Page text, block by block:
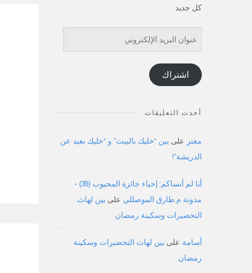
كل جديد
عنوان
البريد
الإلكتروني
اشتراك
أحدث التعليقات
معتز على بين “خليك بالبيت” و “خليك بعيد عن
الدريشة”!
أنا لم أنساكم: إحياء جائزة المحبوب (35) -
مدونة م.طارق الموصللي على بين لهاث
التحضيرات وسكينة رمضان
أسامة على بين لهاث التحضيرات وسكينة
رمضان